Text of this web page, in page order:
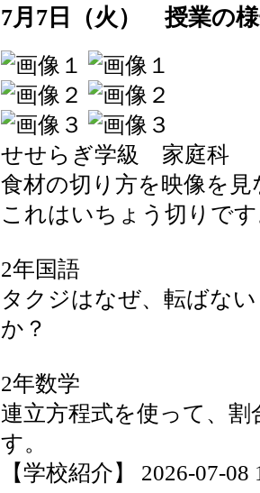
7月7日（火） 授業の
せせらぎ学級 家庭科
食材の切り方を映像を
これはいちょう切りで
2年国語
タクジはなぜ、転ばな
か？
2年数学
連立方程式を使って、
す。
【学校紹介】 2026-07-08